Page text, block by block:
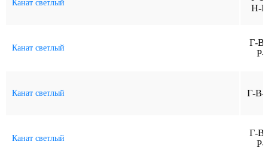
Канат светлый
Н-
Канат светлый
Г-
Р-
Канат светлый Г-В-
Канат светлый
Г-
Р-